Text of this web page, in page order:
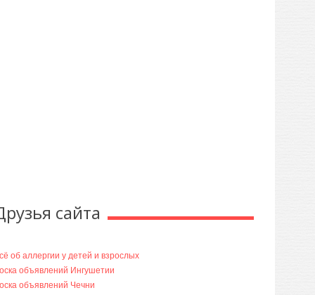
сайта
об аллергии у детей и взрослых
объявлений Ингушетии
объявлений Чечни